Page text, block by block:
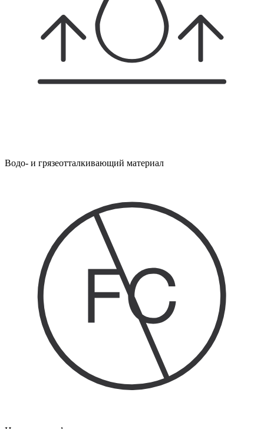
Водо- и грязеотталкивающий материал